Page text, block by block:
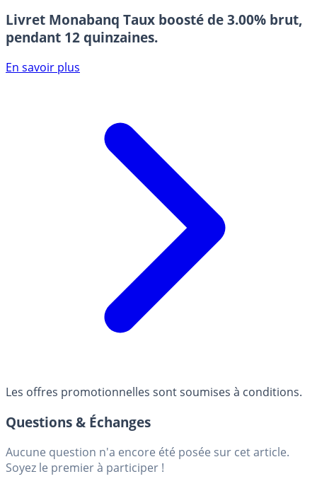
Livret Monabanq Taux boosté de 3.00% brut,
pendant 12 quinzaines.
En savoir plus
Les offres promotionnelles sont soumises à conditions.
Questions & Échanges
Aucune question n'a encore été posée sur cet article.
Soyez le premier à participer !